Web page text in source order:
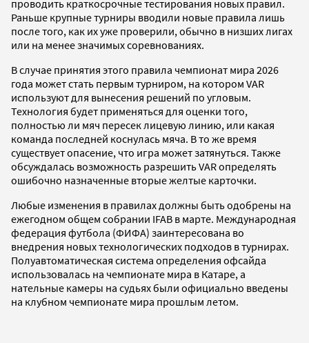
проводить краткосрочные тестирования новых правил.
Раньше крупные турниры вводили новые правила лишь
после того, как их уже проверили, обычно в низших лигах
или на менее значимых соревнованиях.
В случае принятия этого правила чемпионат мира 2026
года может стать первым турниром, на котором VAR
используют для вынесения решений по угловым.
Технология будет применяться для оценки того,
полностью ли мяч пересек лицевую линию, или какая
команда последней коснулась мяча. В то же время
существует опасение, что игра может затянуться. Также
обсуждалась возможность разрешить VAR определять
ошибочно назначенные вторые желтые карточки.
Любые изменения в правилах должны быть одобрены на
ежегодном общем собрании IFAB в марте. Международная
федерация футбола (ФИФА) заинтересована во
внедрения новых технологических подходов в турнирах.
Полуавтоматическая система определения офсайда
использовалась на чемпионате мира в Катаре, а
нательные камеры на судьях были официально введены
на клубном чемпионате мира прошлым летом.